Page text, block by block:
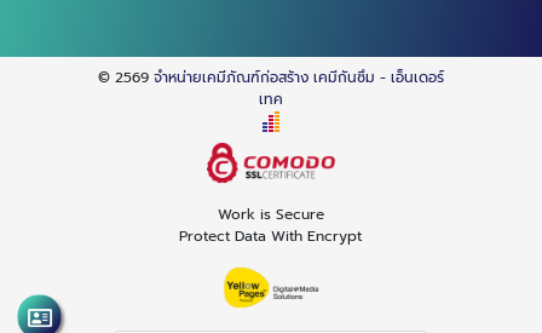
© 2569 จำหน่ายเคมีภัณฑ์ก่อสร้าง เคมีกันซึม - เอ็นเดอร์
เทค
Work is Secure
Protect Data With Encrypt